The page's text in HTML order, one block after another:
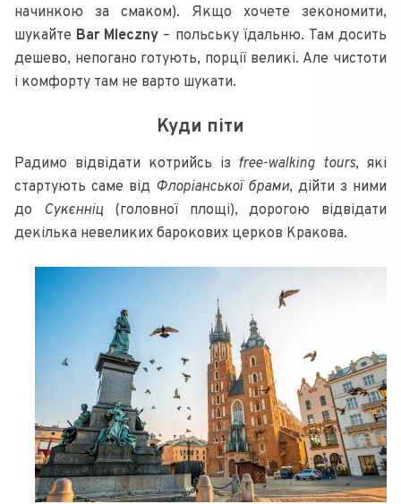
начинкою за смаком). Якщо хочете зекономити,
шукайте Bar Mleczny – польську їдальню. Там досить
дешево, непогано готують, порції великі. Але чистоти
і комфорту там не варто шукати.
Куди піти
Радимо відвідати котрийсь із free-walking tours, які
стартують саме від Флоріанської брами, дійти з ними
до
Сукєнніц(головної площі), дорогою відвідати
декілька невеликих барокових церков Кракова.